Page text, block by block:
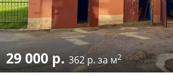
29 000 р.362 р. за м2